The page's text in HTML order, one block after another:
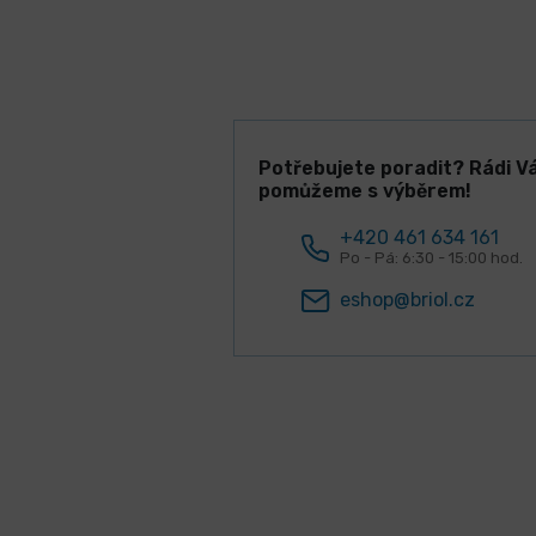
Potřebujete poradit? Rádi
pomůžeme s výběrem!
+420 461 634 161
Po - Pá: 6:30 - 15:00 hod.
eshop@briol.cz